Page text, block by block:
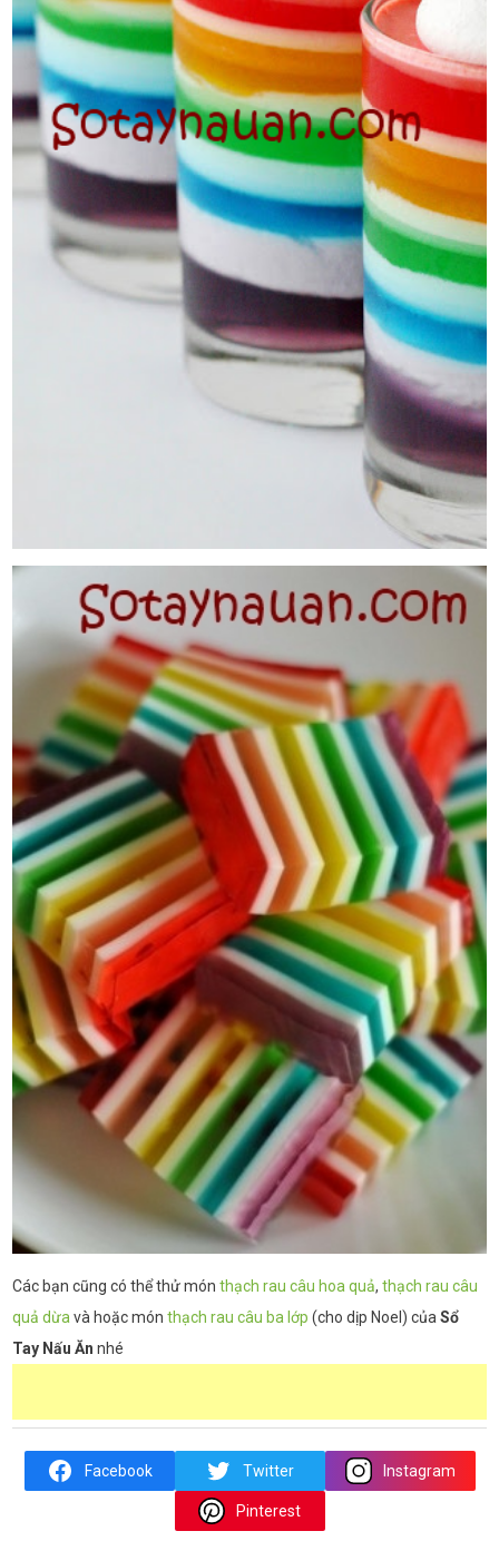
Các bạn cũng có thể thử mónthạch rau câu hoa quả, thạch rau câu
quả dừa và hoặc mónthạch rau câu ba lớp (cho dịp Noel) củaSổ
Tay Nấu Ăn nhé
Facebook Twitter Instagram
Pinterest